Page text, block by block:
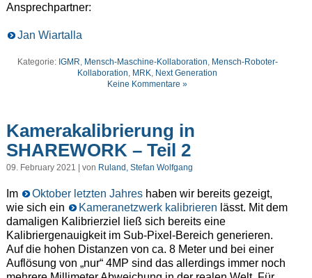
Ansprechpartner:
Jan Wiartalla
Kategorie: IGMR Mensch-Maschine-Kollaboration Mensch-Roboter-
Kollaboration MRK Next Generation
Keine Kommentare »
Kamerakalibrierung in
SHAREWORK – Teil 2
09. February 2021 | von Ruland, Stefan Wolfgang
Im Oktober letzten Jahreshaben wir bereits gezeigt,
wie sich ein
Kameranetzwerk kalibrieren lässt. Mit dem
damaligen Kalibrierziel ließ sich bereits eine
Kalibriergenauigkeit im Sub-Pixel-Bereich generieren.
Auf die hohen Distanzen von ca. 8 Meter und bei einer
Auflösung von „nur“ 4MP sind das allerdings immer noch